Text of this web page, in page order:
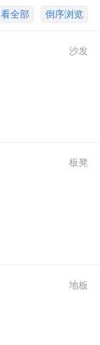
倒序浏览
看全部
沙发
板凳
地板